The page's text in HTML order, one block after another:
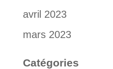
avril 2023
mars 2023
Catégories